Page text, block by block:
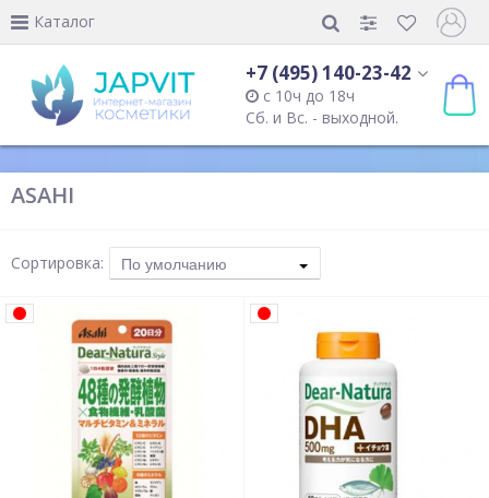
Каталог
+7 (495) 140-23-42
с 10ч до 18ч
Сб. и Вс. - выходной.
ASAHI
Сортировка: По умолчанию